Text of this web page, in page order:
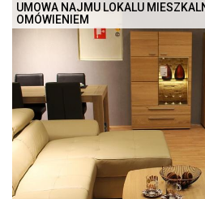
UMOWA NAJMU LOKALU
OMÓWIENIEM